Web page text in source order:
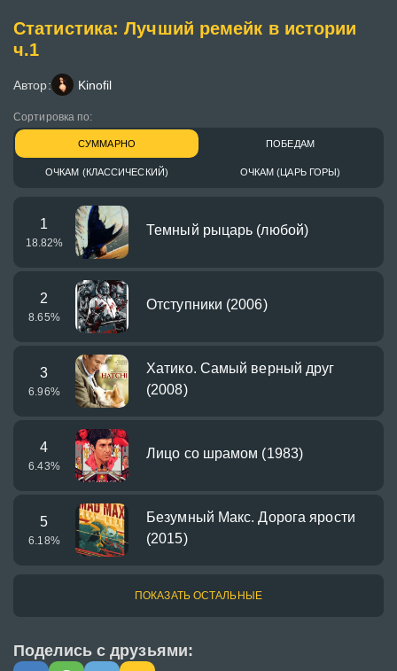
Статистика: Лучший ремейк в истории
ч.1
Автор: Kinofil
Сортировка по:
СУММАРНО ПОБЕДАМ
ОЧКАМ (КЛАССИЧЕСКИЙ) ОЧКАМ (ЦАРЬ ГОРЫ)
1
18.82%
Темный рыцарь (любой)
2
8.65%
Отступники (2006)
3
6.96%
Хатико. Самый верный друг
(2008)
4
6.43%
Лицо со шрамом (1983)
5
6.18%
Безумный Макс. Дорога ярости
(2015)
ПОКАЗАТЬ ОСТАЛЬНЫЕ
Поделись с друзьями: